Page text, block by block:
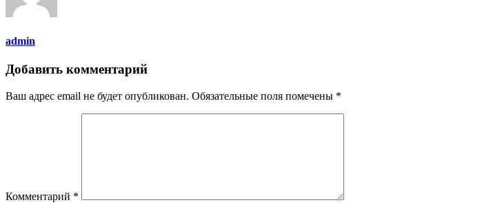
admin
Добавить комментарий
Ваш адрес email не будет опубликован. Обязательные поля помечены *
Комментарий *